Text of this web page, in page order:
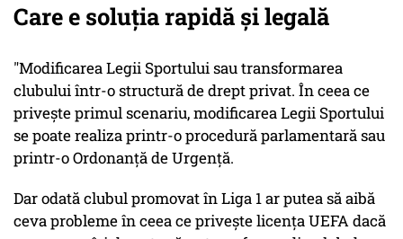
Care e soluţia rapidă şi legală
"Modificarea Legii Sportului sau transformarea
clubului într-o structură de drept privat. În ceea ce
privește primul scenariu, modificarea Legii Sportului
se poate realiza printr-o procedură parlamentară sau
printr-o Ordonanță de Urgență.
Dar odată clubul promovat în Liga 1 ar putea să aibă
ceva probleme în ceea ce privește licența UEFA dacă